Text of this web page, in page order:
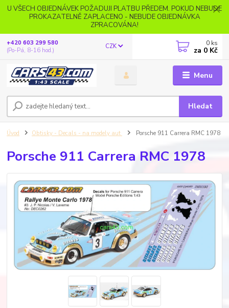
U VŠECH OBJEDNÁVEK POŽADUJI PLATBU PŘEDEM. POKUD NEBUDE
PROKAZATELNĚ ZAPLACENO - NEBUDE OBJEDNÁVKA
ZPRACOVÁNA!
Menu
CZK
Hledat
+420 603 299 580
(Po-Pá, 8-16 hod.)
0 ks
za 0 Kč
Úvod Obtisky - Decals - na modely aut Porsche 911 Carrera RMC 1978
Porsche 911 Carrera RMC 1978